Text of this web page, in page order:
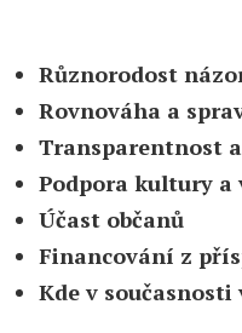
Různorodost
Rovnováha a
Transparentnost
Podpora kultury a
Účast občanů
Financování z
Kde v